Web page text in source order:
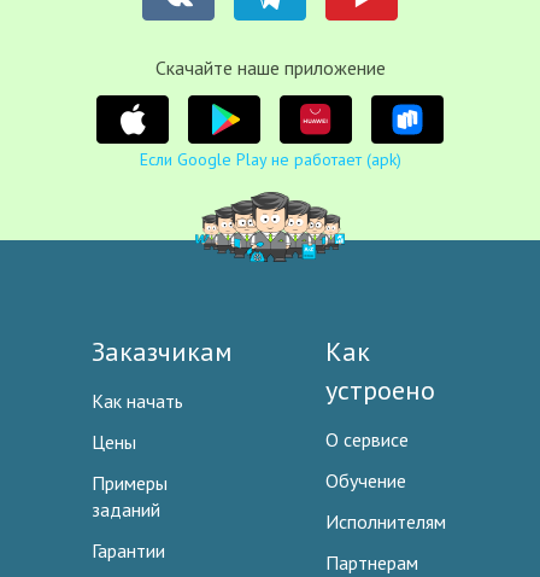
Cкачайте наше приложение
Если Google Play не работает (apk)
Заказчикам
Как начать
Цены
Примеры
заданий
Гарантии
Как
устроено
О сервисе
Обучение
Исполнителям
Партнерам